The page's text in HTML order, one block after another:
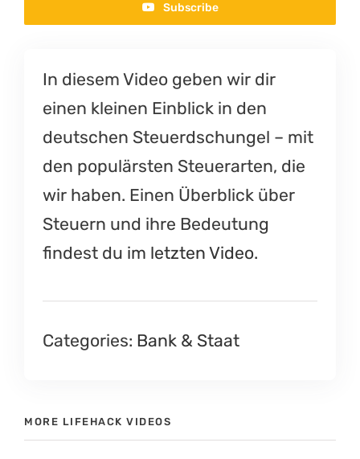
Subscribe
In diesem Video geben wir dir
einen kleinen Einblick in den
deutschen Steuerdschungel – mit
den populärsten Steuerarten, die
wir haben. Einen Überblick über
Steuern und ihre Bedeutung
findest du im letzten Video.
Categories: Bank & Staat
MORE LIFEHACK VIDEOS